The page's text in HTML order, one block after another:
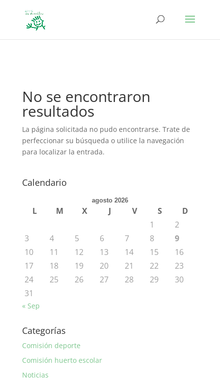
No se encontraron
resultados
La página solicitada no pudo encontrarse. Trate de
perfeccionar su búsqueda o utilice la navegación
para localizar la entrada.
Calendario
agosto 2026
L M X J V S
D
1
2
3
4 5 6 7 8
9
10
11 12 13 14 15
16
17
18 19 20 21 22
23
24
25 26 27 28 29
30
31
« Sep
Categorías
Comisión deporte
Comisión huerto escolar
Noticias